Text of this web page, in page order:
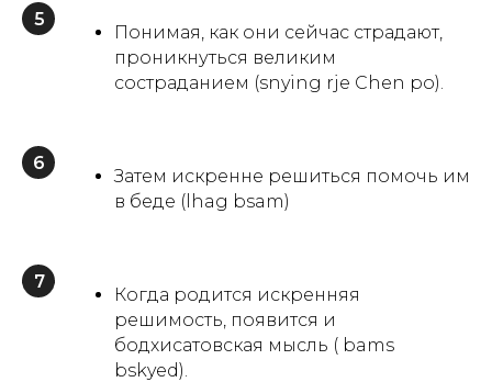
5
Понимая, как они сейчас страдают,
проникнуться великим
состраданием (snying rje Chen po).
6
Затем искренне решиться помочь им
в беде (lhag bsam)
7
Когда родится искренняя
решимость, появится и
бодхисатовская мысль ( bams
bskyed).